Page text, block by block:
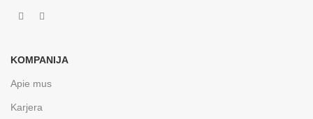
KOMPANIJA
Apie mus
Karjera